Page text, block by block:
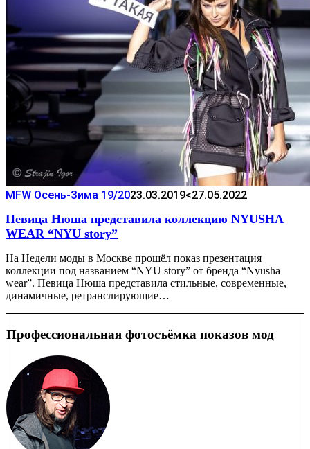
MFW Осень-Зима 19/2023.03.2019<27.05.2022
Певица Нюша представила коллекцию NYUSHA
WEAR “NYU story”
На Недели моды в Москве прошёл показ презентация
коллекции под названием “NYU story” от бренда “Nyusha
wear”. Певица Нюша представила стильные, современные,
динамичные, ретранслирующие…
Профессиональная фотосъёмка показов мод